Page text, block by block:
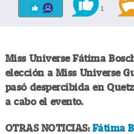
1
Miss Universe Fátima
elección a Miss Universe
pasó despercibida en
a cabo el evento.
OTRAS NOTICIAS: Fátima